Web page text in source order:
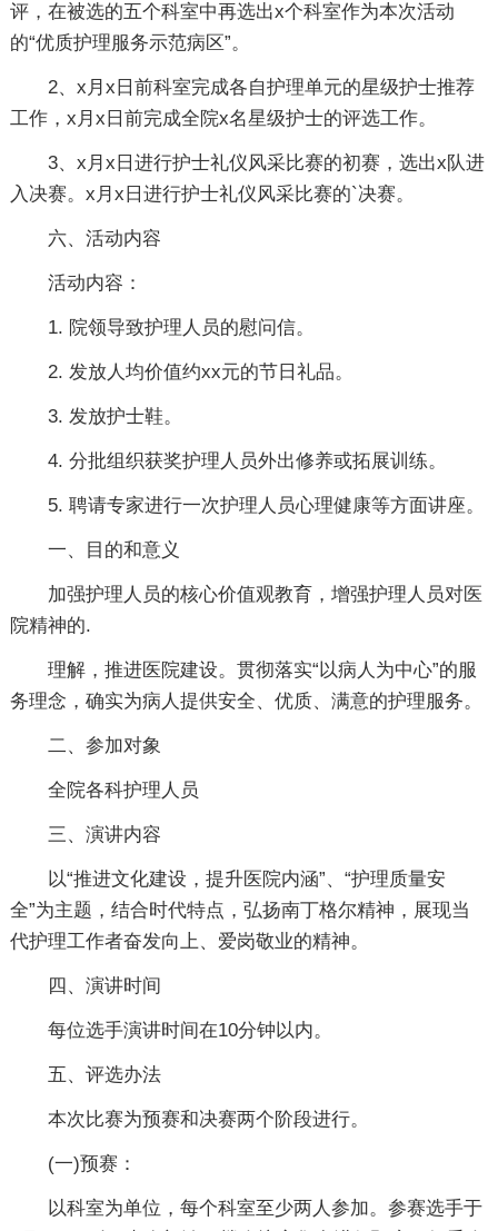
评，在被选的五个科室中再选出x个科室作为本次活动
的“优质护理服务示范病区”。
2、x月x日前科室完成各自护理单元的星级护士推荐
工作，x月x日前完成全院x名星级护士的评选工作。
3、x月x日进行护士礼仪风采比赛的初赛，选出x队进
入决赛。x月x日进行护士礼仪风采比赛的`决赛。
六、活动内容
活动内容：
1. 院领导致护理人员的慰问信。
2. 发放人均价值约xx元的节日礼品。
3. 发放护士鞋。
4. 分批组织获奖护理人员外出修养或拓展训练。
5. 聘请专家进行一次护理人员心理健康等方面讲座。
一、目的和意义
加强护理人员的核心价值观教育，增强护理人员对医
院精神的.
理解，推进医院建设。贯彻落实“以病人为中心”的服
务理念，确实为病人提供安全、优质、满意的护理服务。
二、参加对象
全院各科护理人员
三、演讲内容
以“推进文化建设，提升医院内涵”、“护理质量安
全”为主题，结合时代特点，弘扬南丁格尔精神，展现当
代护理工作者奋发向上、爱岗敬业的精神。
四、演讲时间
每位选手演讲时间在10分钟以内。
五、评选办法
本次比赛为预赛和决赛两个阶段进行。
(一)预赛：
以科室为单位，每个科室至少两人参加。参赛选手于